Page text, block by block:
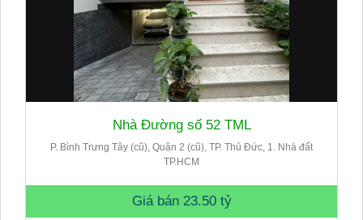
Nhà Đường số 52 TML
P. Bình Trưng Tây (cũ), Quận 2 (cũ), TP. Thủ Đức, 1. Nhà đất
TP.HCM
Giá bán 23.50 tỷ